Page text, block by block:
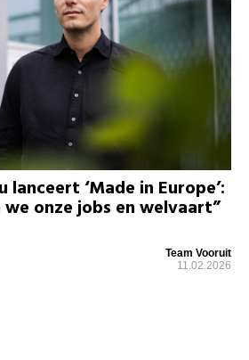
lanceert ‘Made in Europe’:
we onze jobs en welvaart”
Team Vooruit
11.02.2026